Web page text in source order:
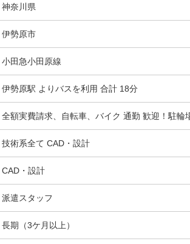
神奈川県
伊勢原市
小田急小田原線
伊勢原駅 よりバスを利用 合計 18分
全額実費請求、自転車、バイク 通勤 歓迎！駐輪
技術系全て CAD・設計
CAD・設計
派遣スタッフ
長期（3ケ月以上）